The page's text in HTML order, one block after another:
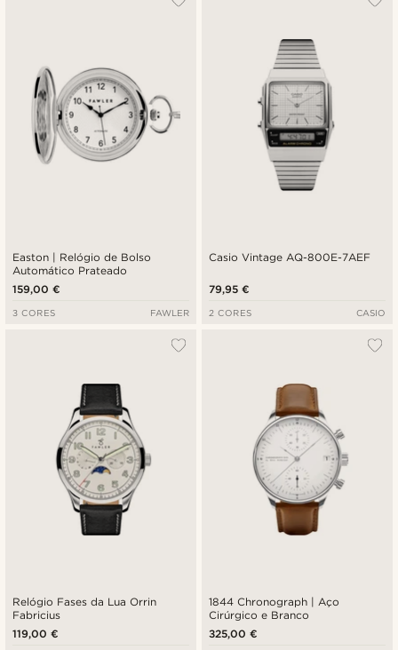
Easton | Relógio de Bolso
Automático Prateado
159,00 €
3 CORES FAWLER
Casio Vintage AQ-800E-7AEF
79,95 €
2 CORES CASIO
Relógio Fases da Lua Orrin
Fabricius
119,00 €
1844 Chronograph | Aço
Cirúrgico e Branco
325,00 €